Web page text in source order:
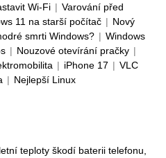
Wi-Fi | Varování před
11 na starší počítač | Nový
smrti Windows? | Windows
| Nouzové otevírání pračky |
| iPhone 17 | VLC
| Nejlepší Linux
teploty škodí baterii telefonu,